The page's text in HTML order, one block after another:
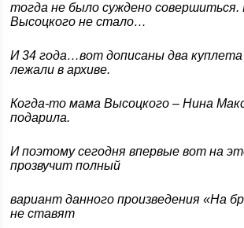
тогда не было суждено
Высоцкого не стало…
И 34 года…вот дописаны два куплета
лежали в архиве.
Когда-то мама Высоцкого – Нина
подарила.
И поэтому сегодня впервые вот на
прозвучит полный
вариант данного произведения «На
не ставят